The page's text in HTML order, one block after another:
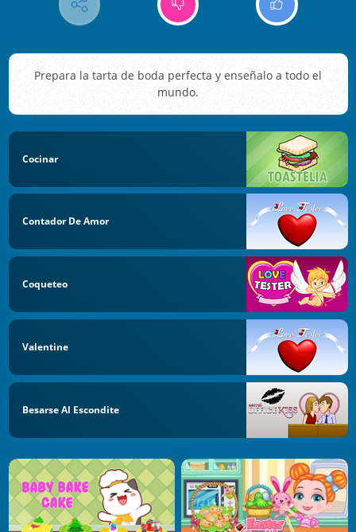
Prepara la tarta de boda perfecta y enseñalo a todo el
mundo.
Cocinar
Contador De Amor
Coqueteo
Valentine
Besarse Al Escondite